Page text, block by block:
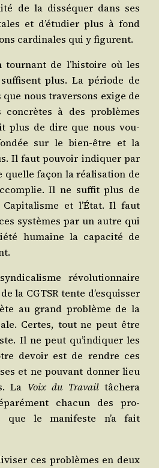
de la dis­sé­quer dans ses
et d’étudier plus à fond
car­di­nales qui y figurent.
tour­nant de l’histoire où les
plus. La période de
nous tra­ver­sons exige de
concrètes à des pro­blèmes
plus de dire que nous vou­
sur le bien-être et la
Il faut pou­voir indi­quer par
quelle façon la réa­li­sa­tion de
Il ne suf­fit plus de
et l’État. Il faut
sys­tèmes par un autre qui
humaine la capa­ci­té de
révo­lu­tion­naire
la CGTSR tente d’esquisser
au grand pro­blème de la
Certes, tout ne peut être
Il ne peut qu’indiquer les
devoir est de rendre ces
et ne pou­vant don­ner lieu
La Voix du Tra­vailtâche­ra
cha­cun des pro­
que le mani­feste n’a fait
ces pro­blèmes en deux